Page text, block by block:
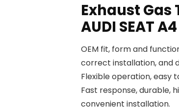
Exhaust
AUDI SEAT
OEM fit, form and
correct installation, and
Flexible operation, easy
Fast response, durable,
convenient installation.